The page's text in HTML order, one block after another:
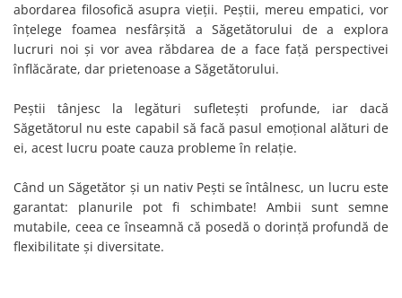
abordarea filosofică asupra vieții. Peștii, mereu empatici, vor
înțelege foamea nesfârșită a Săgetătorului de a explora
lucruri noi și vor avea răbdarea de a face față perspectivei
înflăcărate, dar prietenoase a Săgetătorului.
Peștii tânjesc la legături sufletești profunde, iar dacă
Săgetătorul nu este capabil să facă pasul emoțional alături de
ei, acest lucru poate cauza probleme în relație.
Când un Săgetător și un nativ Pești se întâlnesc, un lucru este
garantat: planurile pot fi schimbate! Ambii sunt semne
mutabile, ceea ce înseamnă că posedă o dorință profundă de
flexibilitate și diversitate.